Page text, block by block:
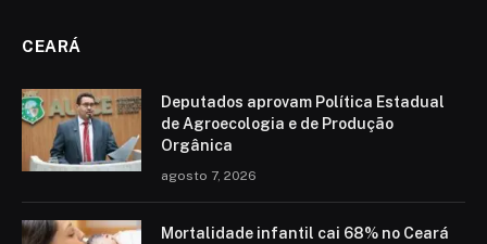
CEARÁ
Deputados aprovam Política Estadual
de Agroecologia e de Produção
Orgânica
agosto 7, 2026
Mortalidade infantil cai 68% no Ceará